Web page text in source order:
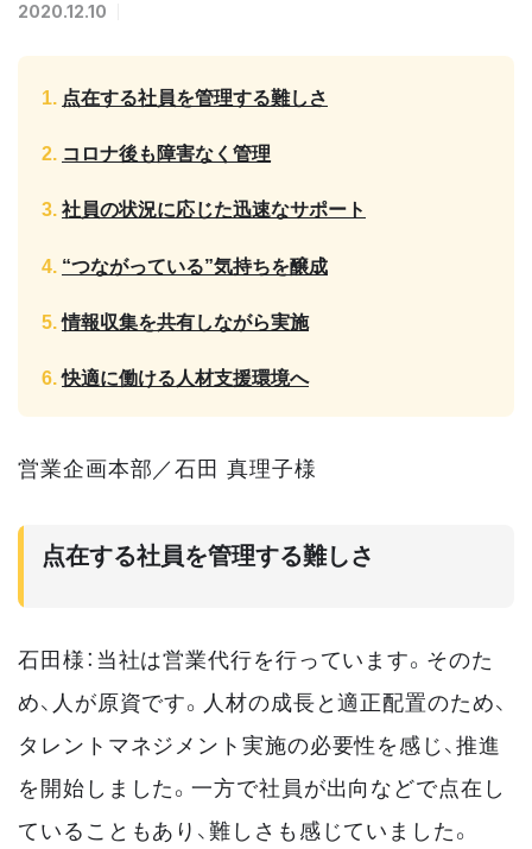
2020.12.10
点在する社員を管理する難しさ
コロナ後も障害なく管理
社員の状況に応じた迅速なサポート
“つながっている”気持ちを醸成
情報収集を共有しながら実施
快適に働ける人材支援環境へ
営業企画本部／石田 真理子様
点在する社員を管理する難しさ
石田様：当社は営業代行を行っています。そのた
め、人が原資です。人材の成長と適正配置のため、
タレントマネジメント実施の必要性を感じ、推進
を開始しました。一方で社員が出向などで点在し
ていることもあり、難しさも感じていました。